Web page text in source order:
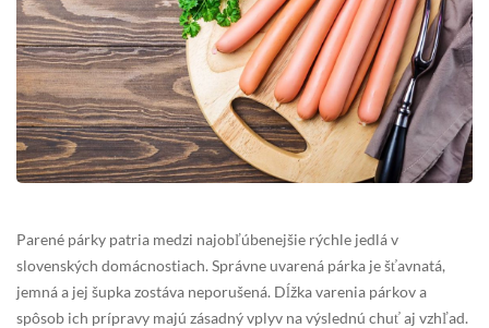
Parené párky patria medzi najobľúbenejšie rýchle jedlá v
slovenských domácnostiach. Správne uvarená párka je šťavnatá,
jemná a jej šupka zostáva neporušená. Dĺžka varenia párkov a
spôsob ich prípravy majú zásadný vplyv na výslednú chuť aj vzhľad.